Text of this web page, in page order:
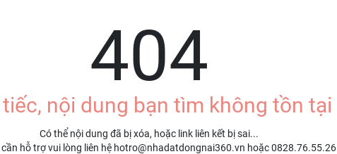
404
tiếc, nội dung bạn tìm không tồn tại
Có thể nội dung đã bị xóa, hoặc link liên kết bị sai...
cần hỗ trợ vui lòng liên hệ hotro@nhadatdongnai360.vn hoặc 0828.76.55.26